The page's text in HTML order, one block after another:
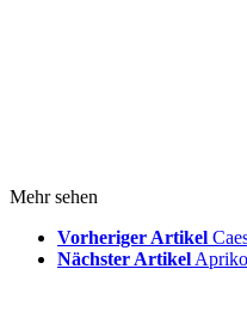
Mehr sehen
Vorheriger Artikel
Nächster Artikel